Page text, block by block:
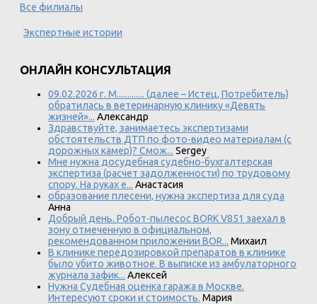
Все филиалы
Экспертные истории
ОНЛАЙН КОНСУЛЬТАЦИЯ
09.02.2026 г. М............. (далее – Истец, Потребитель)
обратилась в ветеринарную клинику «Девять
жизней»... Александр
Здравствуйте, занимаетесь экспертизами
обстоятельств ДТП по фото-видео материалам (с
дорожных камер)? Смож... Sergey
Мне нужна досудебная судебно-бухгалтерская
экспертиза (расчет задолженности) по трудовому
спору. На руках е... Анастасия
образование плесени, нужна экспертиза для суда
Анна
Добрый день. Робот-пылесос BORK V851 заехал в
зону отмеченную в официальном,
рекомендованном приложении BOR... Михаил
В клинике передозировкой препаратов в клинике
было убито животное. В выписке из амбулаторного
журнала зафик... Алексей
Нужна Судебная оценка гаража в Москве.
Интересуют сроки и стоимость. Мария